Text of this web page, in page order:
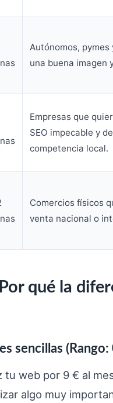
Autónomos,
una buena imagen
Empresas que
SEO impecable y
competencia local.
Comercios físicos
venta nacional o
qué la
sencillas
web por 9 € al
algo muy